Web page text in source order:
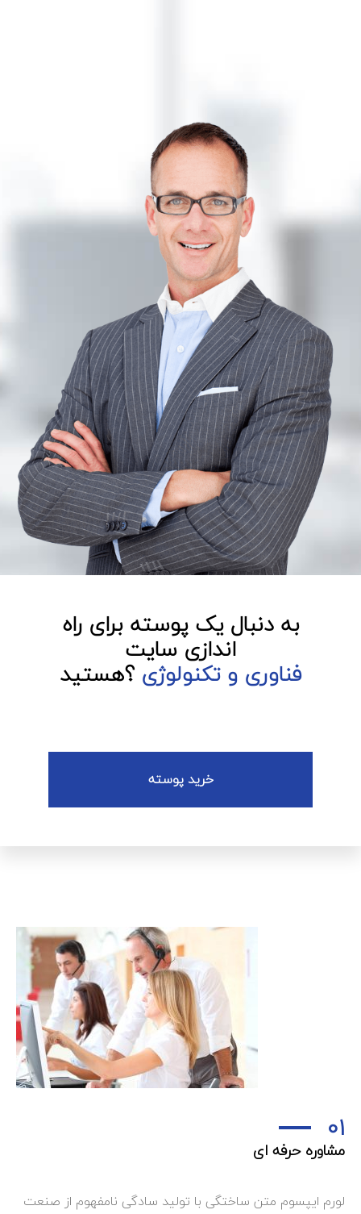
به دنبال یک پوسته برای راه
اندازی سایت
فناوری و تکنولوژی ؟هستید
خرید پوسته
01
مشاوره حرفه ای
لورم ایپسوم متن ساختگی با تولید سادگی نامفهوم از صنعت